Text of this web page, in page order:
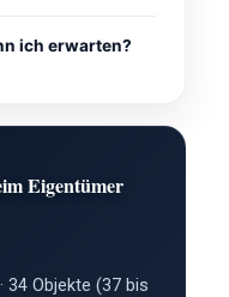
ich erwarten?
Eigentümer
34 Objekte (37 bis